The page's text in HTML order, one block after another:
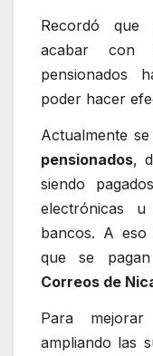
Recordó que
acabar con
pensionados
poder hacer
Actualmente
pensionados,
siendo
electrónicas
bancos. A eso
que se
Correos de
Para
ampliando las